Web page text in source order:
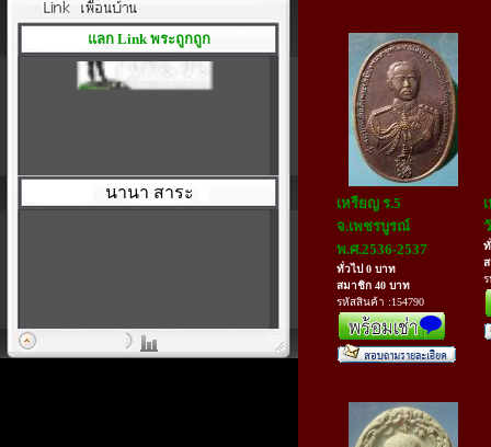
แลก Link พระถูกถูก
นานา สาระ
เหรียญ ร.5
จ.เพชรบูรณ์
พ.ศ.2536-2537
ทั่วไป 0 บาท
สมาชิก 40 บาท
รหัสสินค้า :154790